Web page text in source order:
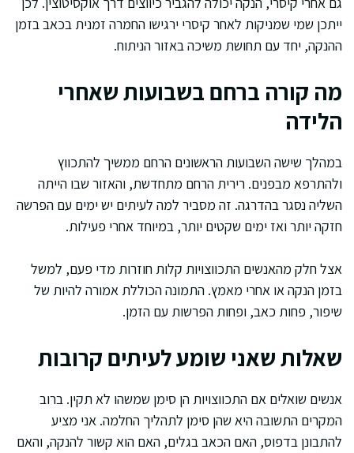
ייתכן שמי שמניקות לאחר קיסרי ירגישו החמרה זמנית בכאב בזמן
ההנקה, יחד עם תחושת משיכה באזור הניתוח.
מה קורה ברחם בשבועות שאחרי
הלידה
במהלך שישה השבועות הראשונים הרחם ממשיך להתכווץ
ולהתרפא מבפנים. רירית הרחם מתחדשת, והאזור שבו הייתה
השליה נסגר בהדרגה. זה מסביר למה לעיתים יש ימים עם הפרשה
חזקה יותר ואז ימים שקטים יותר, במיוחד אחרי פעילות.
אצל חלק מהאנשים התכווצויות קלות חוזרות מדי פעם, למשל
בזמן הנקה או אחרי מאמץ. התמונה הכוללת אמורה להיות של
שיפור, פחות כאב, ופחות הפרשות עם הזמן.
שאלות שאני שומע לעיתים קרובות
אנשים שואלים אם התכווצויות הן סימן שמשהו לא תקין. ברוב
המקרים התשובה היא שהן סימן לתהליך החלמה. אני מציע
להתבונן בדפוס, האם הכאב בגלים, האם הוא קשור להנקה, והאם